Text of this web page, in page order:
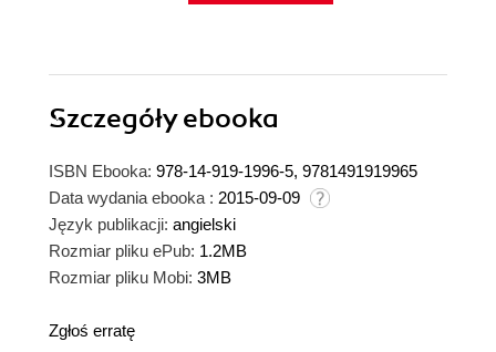
Szczegółyebooka
ISBN Ebooka: 978-14-919-1996-5, 9781491919965
Data wydania ebooka : 2015-09-09
Język publikacji: angielski
Rozmiar pliku ePub: 1.2MB
Rozmiar pliku Mobi: 3MB
Zgłoś erratę